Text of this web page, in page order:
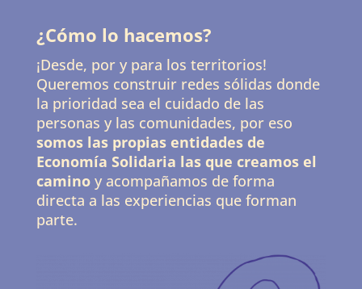
¿Cómo lo hacemos?
¡Desde, por y para los territorios!
Queremos construir redes sólidas donde
la prioridad sea el cuidado de las
personas y las comunidades, por eso
somos las propias entidades de
Economía Solidaria las que creamos el
caminoy acompañamos de forma
directa a las experiencias que forman
parte.